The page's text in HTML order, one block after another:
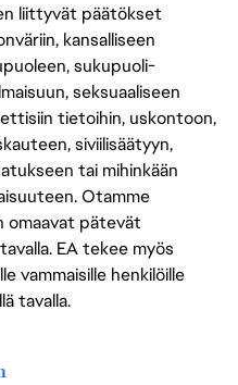
liittyvät päätökset
kansalliseen
sukupuoli-
seksuaaliseen
tietoihin, uskontoon,
siviilisäätyyn,
tai mihinkään
Otamme
omaavat pätevät
EA tekee myös
vammaisille henkilöille
tavalla.